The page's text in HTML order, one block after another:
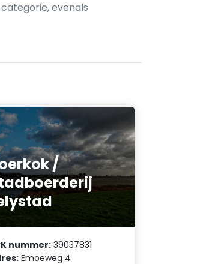
evenals
/
nummer:39037831
Emoeweg 4